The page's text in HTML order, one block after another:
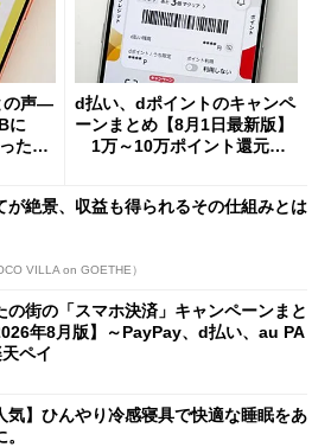
の声―
に
た」
d払い、dポイントのキャンペ
ーンまとめ【8月1日最新版】
1万～10万ポイント還元の
が絶景、収益も得られるその仕組みとは
VILLA on GOETHE）
の街の「スマホ決済」キャンペーンまと
年8月版】～PayPay、d払い、au PA
ペイ
気】ひんやり冷感寝具で快適な睡眠をあ